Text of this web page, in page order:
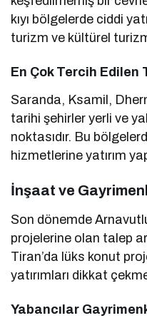
kıyı bölgelerde ciddi
turizm ve kültürel
En Çok Tercih
Saranda, Ksamil,
tarihi şehirler yerli ve
noktasıdır. Bu
hizmetlerine yatırım
İnşaat ve
Son dönemde
projelerine olan talep
Tiran’da lüks konut
yatırımları dikkat
Yabancılar